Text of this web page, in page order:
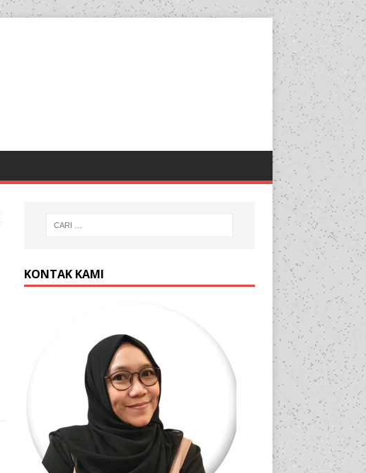
KONTAK KAMI